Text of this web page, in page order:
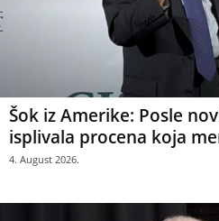
Šok iz Amerike: Posle
isplivala procena koja
4. August 2026.